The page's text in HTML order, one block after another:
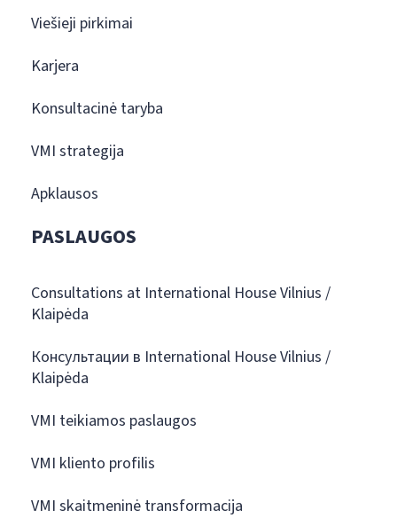
Viešieji pirkimai
Karjera
Konsultacinė taryba
VMI strategija
Apklausos
PASLAUGOS
Consultations at International House Vilnius /
Klaipėda
Консультации в International House Vilnius /
Klaipėda
VMI teikiamos paslaugos
VMI kliento profilis
VMI skaitmeninė transformacija